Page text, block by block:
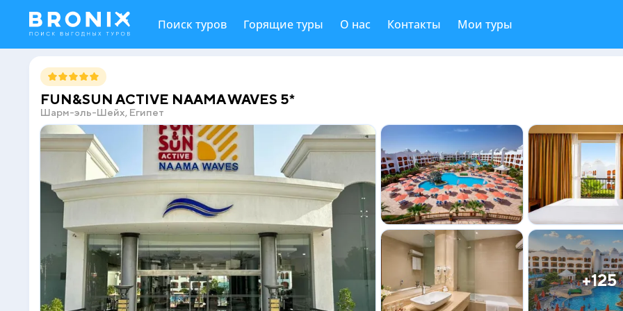
Поиск туров Горящие туры О нас Контакты Мои туры
FUN&SUN ACTIVE NAAMA WAVES 5*
Шарм-эль-Шейх, Египет
+125